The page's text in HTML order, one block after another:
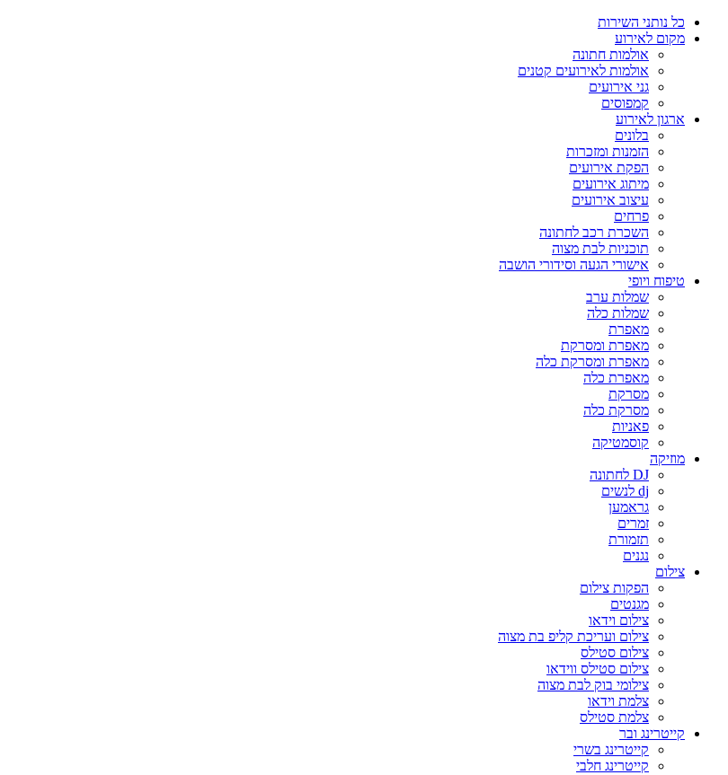
כל נותני השירות
מקום לאירוע
אולמות חתונה
אולמות לאירועים קטנים
גני אירועים
קמפוסים
ארגון לאירוע
בלונים
הזמנות ומזכרות
הפקת אירועים
מיתוג אירועים
עיצוב אירועים
פרחים
השכרת רכב לחתונה
תוכניות לבת מצוה
אישורי הגעה וסידורי הושבה
טיפוח ויופי
שמלות ערב
שמלות כלה
מאפרת
מאפרת ומסרקת
מאפרת ומסרקת כלה
מאפרת כלה
מסרקת
מסרקת כלה
פאניות
קוסמטיקה
מוזיקה
DJ לחתונה
dj לנשים
גראמען
זמרים
תזמורת
נגנים
צילום
הפקות צילום
מגנטים
צילום וידאו
צילום ועריכת קליפ בת מצוה
צילום סטילס
צילום סטילס ווידאו
צילומי בוק לבת מצוה
צלמת וידאו
צלמת סטילס
קייטרינג ובר
קייטרינג בשרי
קייטרינג חלבי